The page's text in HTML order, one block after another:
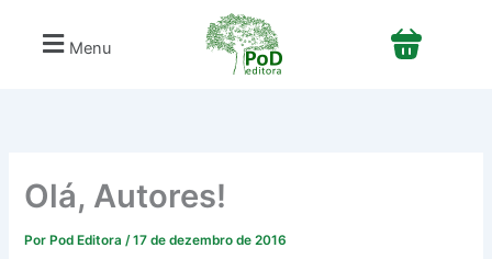
Menu
Olá, Autores!
Por Pod Editora/17 de dezembro de 2016
a
s